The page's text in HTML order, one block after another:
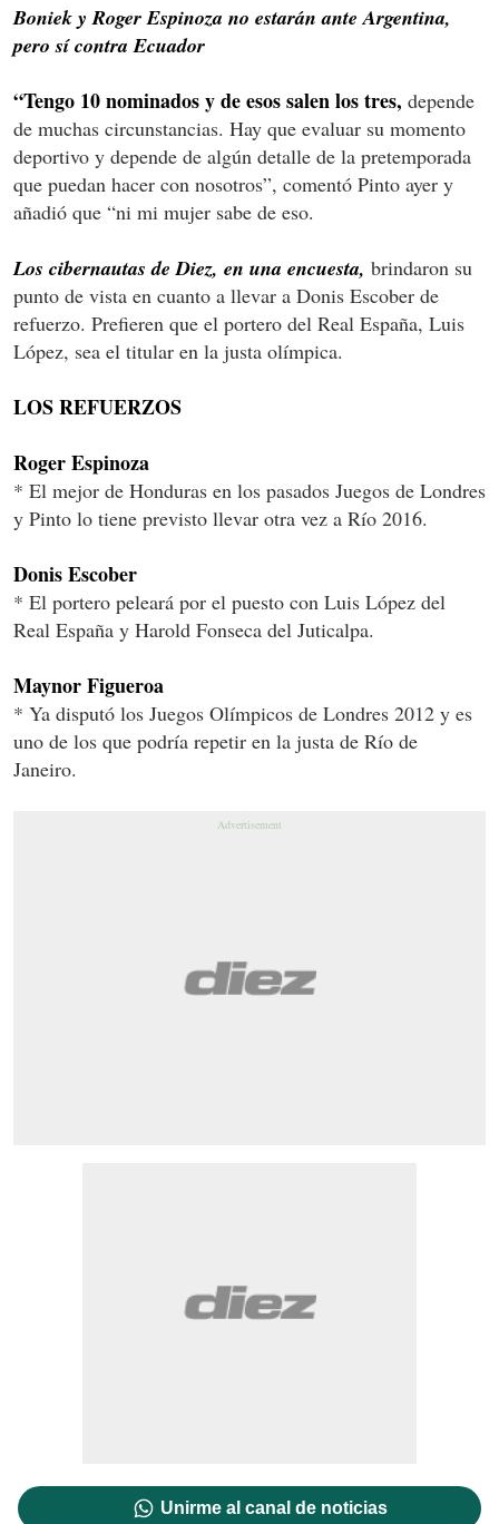
Boniek y Roger Espinoza no estarán ante Argentina,
pero sí contra Ecuador
“Tengo 10 nominados y de esos salen los tres, depende
de muchas circunstancias. Hay que evaluar su momento
deportivo y depende de algún detalle de la pretemporada
que puedan hacer con nosotros”, comentó Pinto ayer y
añadió que “ni mi mujer sabe de eso.
Los cibernautas de Diez, en una encuesta, brindaron su
punto de vista en cuanto a llevar a Donis Escober de
refuerzo. Prefieren que el portero del Real España, Luis
López, sea el titular en la justa olímpica.
LOS REFUERZOS
Roger Espinoza
* El mejor de Honduras en los pasados Juegos de Londres
y Pinto lo tiene previsto llevar otra vez a Río 2016.
Donis Escober
* El portero peleará por el puesto con Luis López del
Real España y Harold Fonseca del Juticalpa.
Maynor Figueroa
* Ya disputó los Juegos Olímpicos de Londres 2012 y es
uno de los que podría repetir en la justa de Río de
Janeiro.
Unirme al canal de noticias